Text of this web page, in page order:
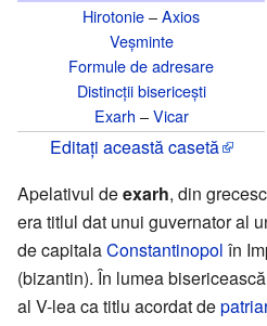
Hirotonie–Axios
Veșminte
Formule de adresare
Distincții bisericești
Exarh –Vicar
Editați această casetă
Apelativul deexarh, din
era titlul dat unui guvernator al
de capitalaConstantinopol în
(bizantin). În lumea
al V-lea ca titlu acordat de